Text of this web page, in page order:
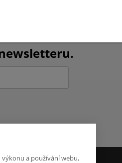
a používání webu,